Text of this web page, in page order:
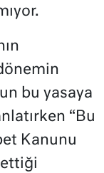
bu yasaya
“Bu
Kanunu